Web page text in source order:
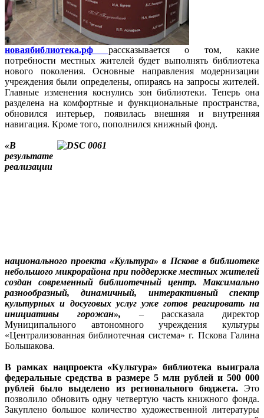
новаябиблиотека.рф
рассказывается о том, какие
потребности местных жителей будет выполнять библиотека
нового поколения. Основные направления модернизации
учреждения были определены, опираясь на запросы жителей.
Главные изменения коснулись зон библиотеки. Теперь она
разделена на комфортные и функциональные пространства,
обновился интерьер, появилась внешняя и внутренняя
навигация. Кроме того, пополнился книжный фонд.
«В
результате
реализации
национального проекта «Культура» в Пскове в библиотеке
небольшого микрорайона при поддержке местных жителей
создан современный библиотечный центр. Максимально
разнообразный, динамичный, интерактивный спектр
культурных и досуговых услуг уже готов реагировать на
инициативы горожан», – рассказала директор
Муниципального автономного учреждения культуры
«Централизованная библиотечная система» г. Пскова Галина
Большакова.
В рамках нацпроекта «Культура» библиотека выиграла
федеральные средства в размере 5 млн рублей и 500 000
рублей было выделено из регионального бюджета.Это
позволило обновить одну четвертую часть книжного фонда.
Закуплено большое количество художественной литературы